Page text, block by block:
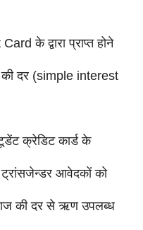
के द्वारा प्राप्त होने
की दर (simple interest
क्रेडिट कार्ड के
ट्रांसजेन्डर आवेदकों को
की दर से ऋण उपलब्ध